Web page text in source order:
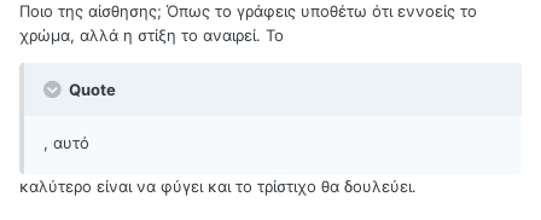
Ποιο της αίσθησης; Όπως το γράφεις υποθέτω ότι εννοείς το
χρώμα, αλλά η στίξη το αναιρεί. Το
Quote
, αυτό
καλύτερο είναι να φύγει και το τρίστιχο θα δουλεύει.